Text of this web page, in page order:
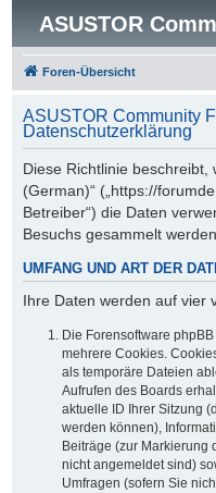
ASUSTOR
Foren-Übersicht
ASUSTOR Community
Datenschutzerklärung
Diese Richtlinie beschreibt,
(German)“ („https://
Betreiber“) die Daten
Besuchs gesammelt werden.
UMFANG UND ART DER
Ihre Daten werden auf vier
Die Forensoftware
mehrere Cookies.
als temporäre Dateien
Aufrufen des Boards
aktuelle ID Ihrer Sitzung
werden können),
Beiträge (zur Markierung
nicht angemeldet sind)
Umfragen (sofern Sie